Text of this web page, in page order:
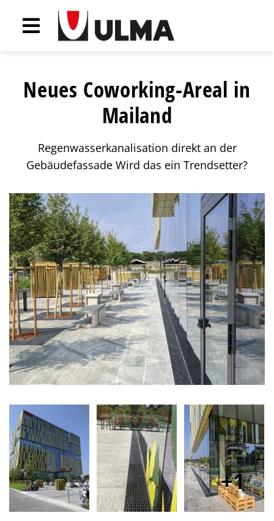
Neues Coworking-Areal in
Mailand
Regenwasserkanalisation direkt an der
Gebäudefassade Wird das ein Trendsetter?
1